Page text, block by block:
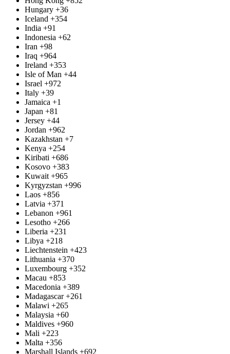
Hungary +36
Iceland +354
India +91
Indonesia +62
Iran +98
Iraq +964
Ireland +353
Isle of Man +44
Israel +972
Italy +39
Jamaica +1
Japan +81
Jersey +44
Jordan +962
Kazakhstan +7
Kenya +254
Kiribati +686
Kosovo +383
Kuwait +965
Kyrgyzstan +996
Laos +856
Latvia +371
Lebanon +961
Lesotho +266
Liberia +231
Libya +218
Liechtenstein +423
Lithuania +370
Luxembourg +352
Macau +853
Macedonia +389
Madagascar +261
Malawi +265
Malaysia +60
Maldives +960
Mali +223
Malta +356
Marshall Islands +692